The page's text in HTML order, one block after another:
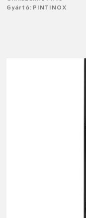
Gyártó: PINTINOX